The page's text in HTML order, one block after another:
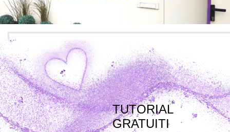
TUTORIAL
GRATUITI